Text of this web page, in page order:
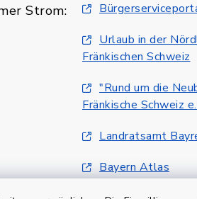
Strom:
Urlaub in der
Fränkischen Schweiz
"Rund um die
Fränkische Schweiz
Landratsamt
Bayern Atlas